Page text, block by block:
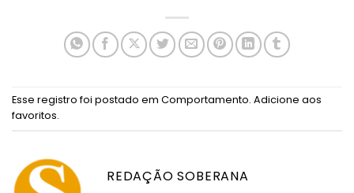
Esse registro foi postado em Comportamento. Adicione aos
favoritos.
REDAÇÃO SOBERANA